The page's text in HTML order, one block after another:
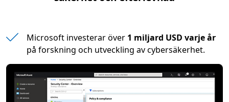
Microsoft investerar över 1 miljard USD varje år
på forskning och utveckling av cybersäkerhet.